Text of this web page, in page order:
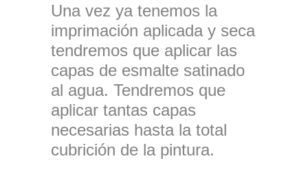
Una vez ya tenemos la
imprimación aplicada y seca
tendremos que aplicar las
capas de esmalte satinado
al agua. Tendremos que
aplicar tantas capas
necesarias hasta la total
cubrición de la pintura.